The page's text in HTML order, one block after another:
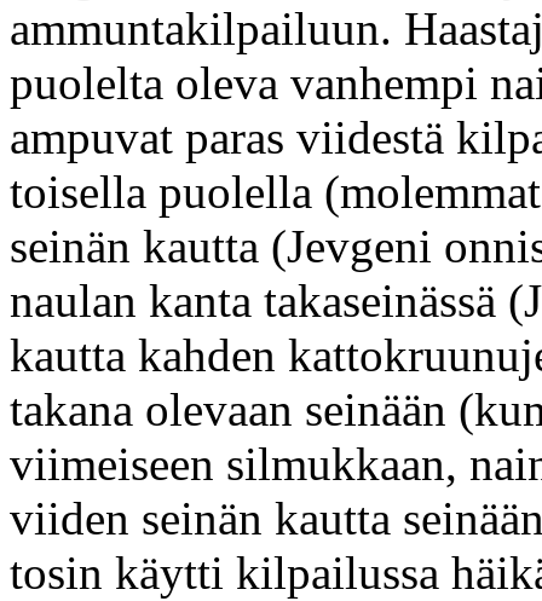
ammuntakilpailuun.
puolelta oleva vanhempi
ampuvat paras viidestä
toisella puolella
seinän kautta (Jevgeni
naulan kanta takaseinässä
kautta kahden
takana olevaan seinään
viimeiseen silmukkaan,
viiden seinän kautta
tosin käytti kilpailussa